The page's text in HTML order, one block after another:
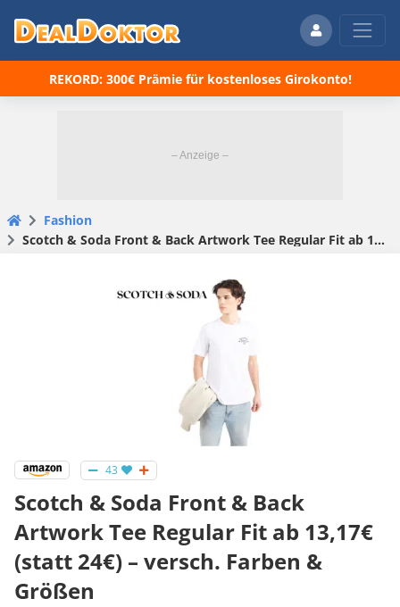
REKORD: 300€ Prämie für kostenloses Girokonto!
Fashion
Scotch & Soda Front & Back Artwork Tee Regular Fit ab 13,17€ (statt 24€) – versch. Farben & Größen
43
Scotch & Soda Front & Back
Artwork Tee Regular Fit ab 13,17€
(statt 24€) – versch. Farben &
Größen